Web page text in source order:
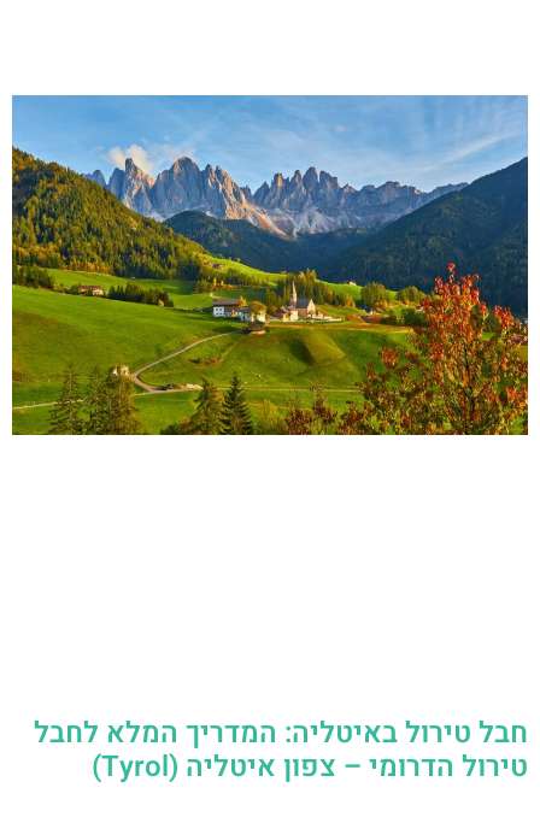
חבל טירול באיטליה: המדריך המלא לחבל
טירול הדרומי – צפון איטליה (Tyrol)